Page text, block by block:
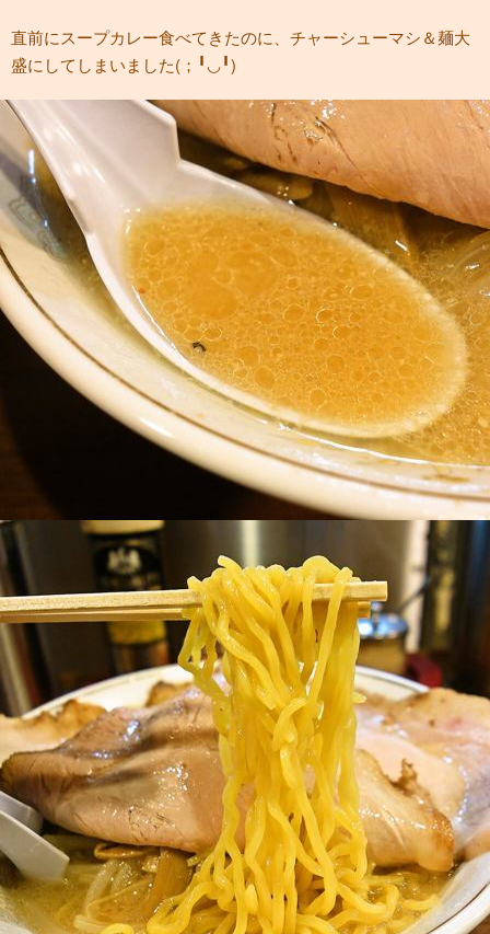
直前にスープカレー食べてきたのに、チャーシューマシ＆麺大
盛にしてしまいました(；╹◡╹)